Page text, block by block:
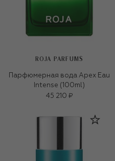
ROJA PARFUMS
Парфюмерная вода Apex Eau
Intense (100ml)
45 210 ₽